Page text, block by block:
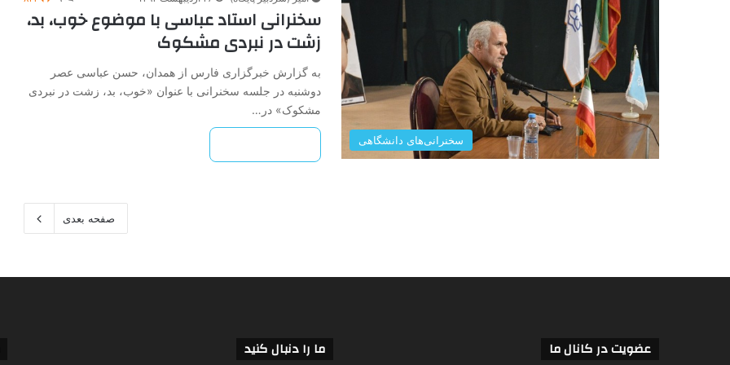
سخنرانی‌های دانشگاهی
سخنرانی استاد عباسی با موضوع خوب، بد،
زشت در نبردی مشکوک
به گزارش خبرگزاری فارس از همدان، حسن عباسی عصر
دوشنبه در جلسه سخنرانی با عنوان «خوب، بد، زشت در نبردی
مشکوک» در…
صفحه بعدی
عضویت در کانال ما ما را دنبال کنید